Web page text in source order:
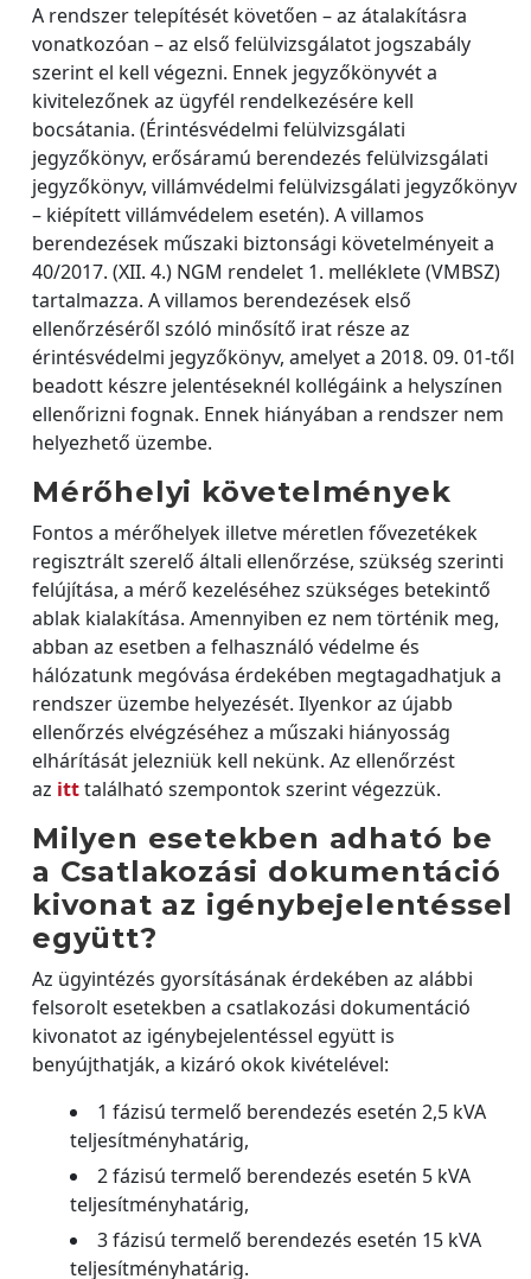
A rendszer telepítését követően – az átalakításra
vonatkozóan – az első felülvizsgálatot jogszabály
szerint el kell végezni. Ennek jegyzőkönyvét a
kivitelezőnek az ügyfél rendelkezésére kell
bocsátania. (Érintésvédelmi felülvizsgálati
jegyzőkönyv, erősáramú berendezés felülvizsgálati
jegyzőkönyv, villámvédelmi felülvizsgálati jegyzőkönyv
– kiépített villámvédelem esetén). A villamos
berendezések műszaki biztonsági követelményeit a
40/2017. (XII. 4.) NGM rendelet 1. melléklete (VMBSZ)
tartalmazza. A villamos berendezések első
ellenőrzéséről szóló minősítő irat része az
érintésvédelmi jegyzőkönyv, amelyet a 2018. 09. 01-től
beadott készre jelentéseknél kollégáink a helyszínen
ellenőrizni fognak. Ennek hiányában a rendszer nem
helyezhető üzembe.
Mérőhelyi követelmények
Fontos a mérőhelyek illetve méretlen fővezetékek
regisztrált szerelő általi ellenőrzése, szükség szerinti
felújítása, a mérő kezeléséhez szükséges betekintő
ablak kialakítása. Amennyiben ez nem történik meg,
abban az esetben a felhasználó védelme és
hálózatunk megóvása érdekében megtagadhatjuk a
rendszer üzembe helyezését. Ilyenkor az újabb
ellenőrzés elvégzéséhez a műszaki hiányosság
elhárítását jelezniük kell nekünk. Az ellenőrzést
az itttalálható szempontok szerint végezzük.
Milyen esetekben adható be
a Csatlakozási dokumentáció
kivonat az igénybejelentéssel
együtt?
Az ügyintézés gyorsításának érdekében az alábbi
felsorolt esetekben a csatlakozási dokumentáció
kivonatot az igénybejelentéssel együtt is
benyújthatják, a kizáró okok kivételével:
1 fázisú termelő berendezés esetén 2,5 kVA
teljesítményhatárig,
2 fázisú termelő berendezés esetén 5 kVA
teljesítményhatárig,
3 fázisú termelő berendezés esetén 15 kVA
teljesítményhatárig.